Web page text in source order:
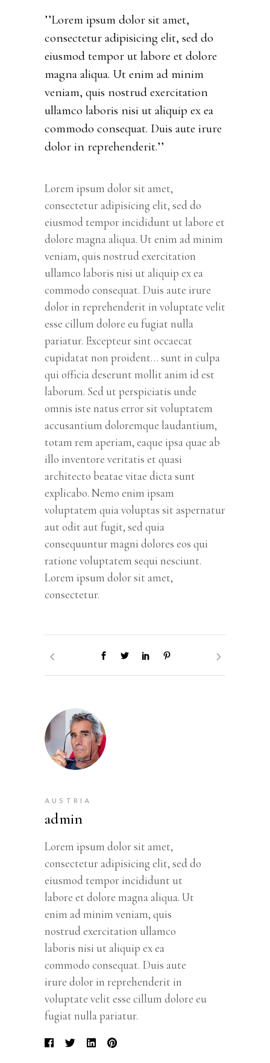
’’Lorem ipsum dolor sit amet,
consectetur adipisicing elit, sed do
eiusmod tempor ut labore et dolore
magna aliqua. Ut enim ad minim
veniam, quis nostrud exercitation
ullamco laboris nisi ut aliquip ex ea
commodo consequat. Duis aute irure
dolor in reprehenderit.’’
Lorem ipsum dolor sit amet,
consectetur adipisicing elit, sed do
eiusmod tempor incididunt ut labore et
dolore magna aliqua. Ut enim ad minim
veniam, quis nostrud exercitation
ullamco laboris nisi ut aliquip ex ea
commodo consequat. Duis aute irure
dolor in reprehenderit in voluptate velit
esse cillum dolore eu fugiat nulla
pariatur. Excepteur sint occaecat
cupidatat non proident… sunt in culpa
qui officia deserunt mollit anim id est
laborum. Sed ut perspiciatis unde
omnis iste natus error sit voluptatem
accusantium doloremque laudantium,
totam rem aperiam, eaque ipsa quae ab
illo inventore veritatis et quasi
architecto beatae vitae dicta sunt
explicabo. Nemo enim ipsam
voluptatem quia voluptas sit aspernatur
aut odit aut fugit, sed quia
consequuntur magni dolores eos qui
ratione voluptatem sequi nesciunt.
Lorem ipsum dolor sit amet,
consectetur.
AUSTRIA
admin
Lorem ipsum dolor sit amet,
consectetur adipisicing elit, sed do
eiusmod tempor incididunt ut
labore et dolore magna aliqua. Ut
enim ad minim veniam, quis
nostrud exercitation ullamco
laboris nisi ut aliquip ex ea
commodo consequat. Duis aute
irure dolor in reprehenderit in
voluptate velit esse cillum dolore eu
fugiat nulla pariatur.